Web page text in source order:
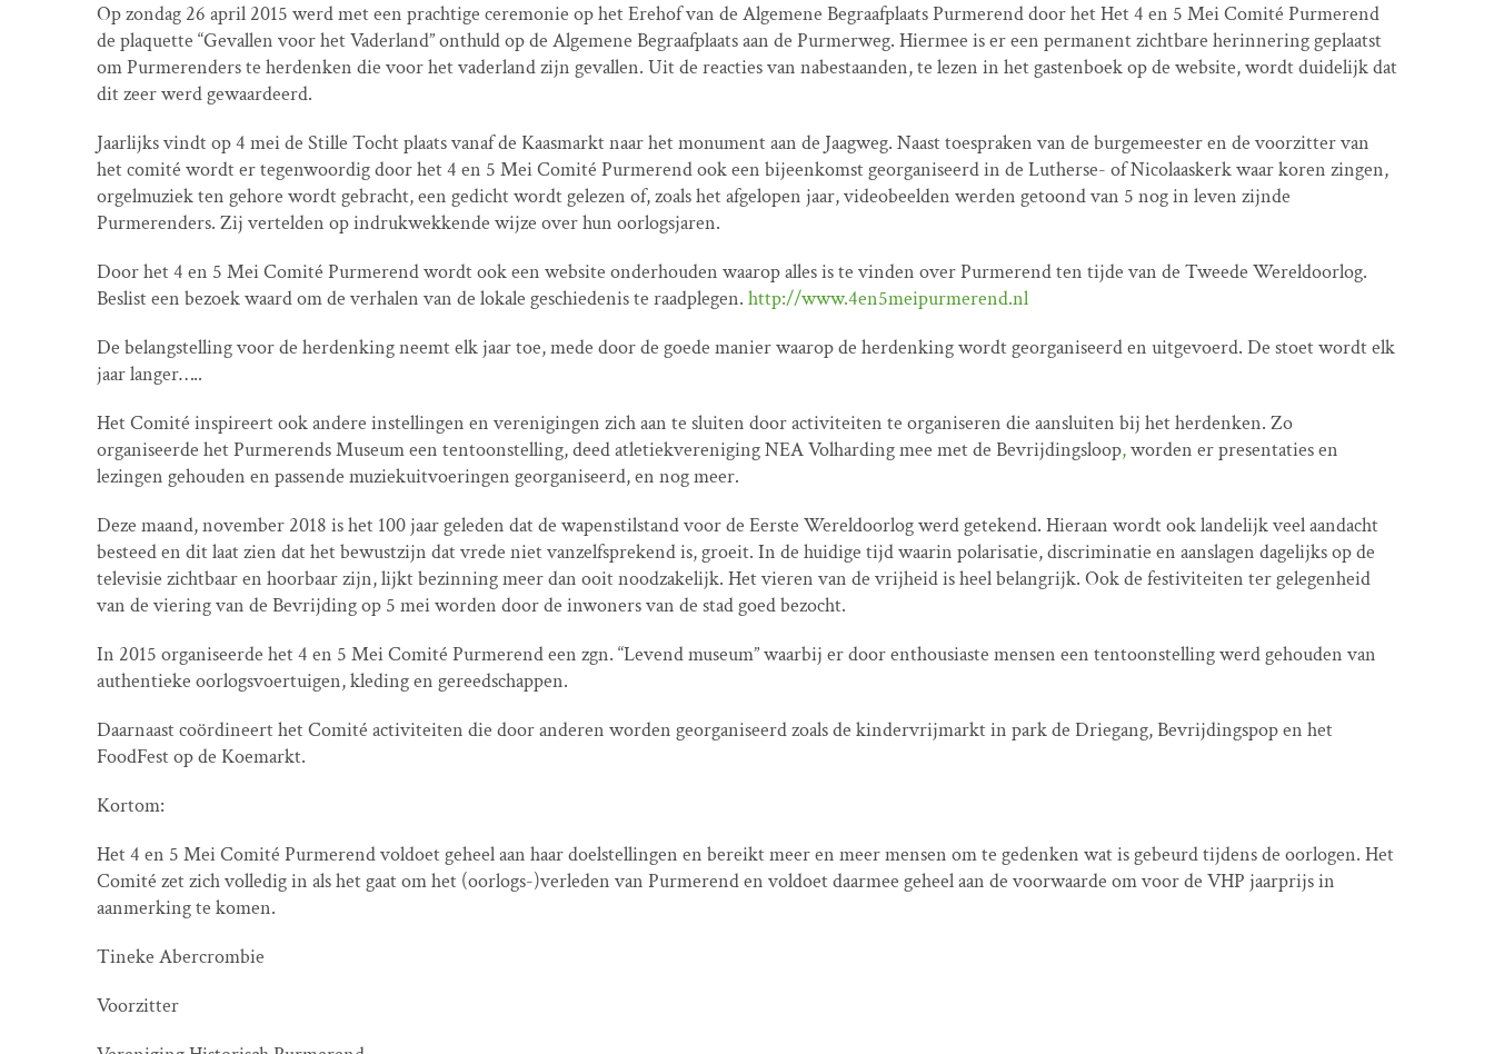
Op zondag 26 april 2015 werd met een prachtige ceremonie op het Erehof van de Algemene Begraafplaats Purmerend door het Het 4 en 5 Mei Comité Purmerend
de plaquette “Gevallen voor het Vaderland” onthuld op de Algemene Begraafplaats aan de Purmerweg. Hiermee is er een permanent zichtbare herinnering geplaatst
om Purmerenders te herdenken die voor het vaderland zijn gevallen. Uit de reacties van nabestaanden, te lezen in het gastenboek op de website, wordt duidelijk dat
dit zeer werd gewaardeerd.
Jaarlijks vindt op 4 mei de Stille Tocht plaats vanaf de Kaasmarkt naar het monument aan de Jaagweg. Naast toespraken van de burgemeester en de voorzitter van
het comité wordt er tegenwoordig door het 4 en 5 Mei Comité Purmerend ook een bijeenkomst georganiseerd in de Lutherse- of Nicolaaskerk waar koren zingen,
orgelmuziek ten gehore wordt gebracht, een gedicht wordt gelezen of, zoals het afgelopen jaar, videobeelden werden getoond van 5 nog in leven zijnde
Purmerenders. Zij vertelden op indrukwekkende wijze over hun oorlogsjaren.
Door het 4 en 5 Mei Comité Purmerend wordt ook een website onderhouden waarop alles is te vinden over Purmerend ten tijde van de Tweede Wereldoorlog.
Beslist een bezoek waard om de verhalen van de lokale geschiedenis te raadplegen. http://www.4en5meipurmerend.nl
De belangstelling voor de herdenking neemt elk jaar toe, mede door de goede manier waarop de herdenking wordt georganiseerd en uitgevoerd. De stoet wordt elk
jaar langer…..
Het Comité inspireert ook andere instellingen en verenigingen zich aan te sluiten door activiteiten te organiseren die aansluiten bij het herdenken. Zo
organiseerde het Purmerends Museum een tentoonstelling, deed atletiekvereniging NEA Volharding mee met de Bevrijdingsloop,worden er presentaties en
lezingen gehouden en passende muziekuitvoeringen georganiseerd, en nog meer.
Deze maand, november 2018 is het 100 jaar geleden dat de wapenstilstand voor de Eerste Wereldoorlog werd getekend. Hieraan wordt ook landelijk veel aandacht
besteed en dit laat zien dat het bewustzijn dat vrede niet vanzelfsprekend is, groeit. In de huidige tijd waarin polarisatie, discriminatie en aanslagen dagelijks op de
televisie zichtbaar en hoorbaar zijn, lijkt bezinning meer dan ooit noodzakelijk. Het vieren van de vrijheid is heel belangrijk. Ook de festiviteiten ter gelegenheid
van de viering van de Bevrijding op 5 mei worden door de inwoners van de stad goed bezocht.
In 2015 organiseerde het 4 en 5 Mei Comité Purmerend een zgn. “Levend museum” waarbij er door enthousiaste mensen een tentoonstelling werd gehouden van
authentieke oorlogsvoertuigen, kleding en gereedschappen.
Daarnaast coördineert het Comité activiteiten die door anderen worden georganiseerd zoals de kindervrijmarkt in park de Driegang, Bevrijdingspop en het
FoodFest op de Koemarkt.
Kortom:
Het 4 en 5 Mei Comité Purmerend voldoet geheel aan haar doelstellingen en bereikt meer en meer mensen om te gedenken wat is gebeurd tijdens de oorlogen. Het
Comité zet zich volledig in als het gaat om het (oorlogs-)verleden van Purmerend en voldoet daarmee geheel aan de voorwaarde om voor de VHP jaarprijs in
aanmerking te komen.
Tineke Abercrombie
Voorzitter